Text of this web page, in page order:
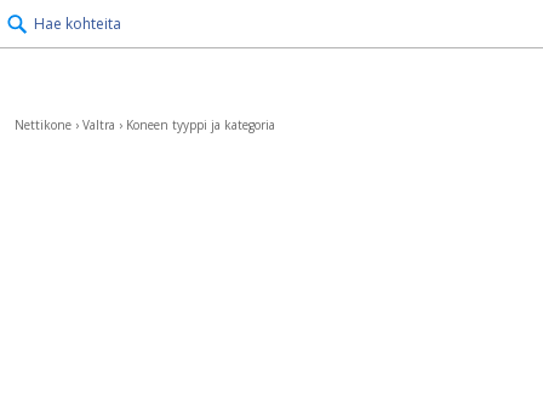
Hae kohteita
Nettikone › Valtra › Koneen tyyppi ja kategoria